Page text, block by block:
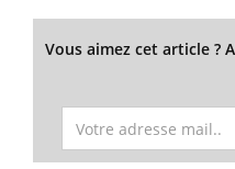
Vous aimez cet article ?